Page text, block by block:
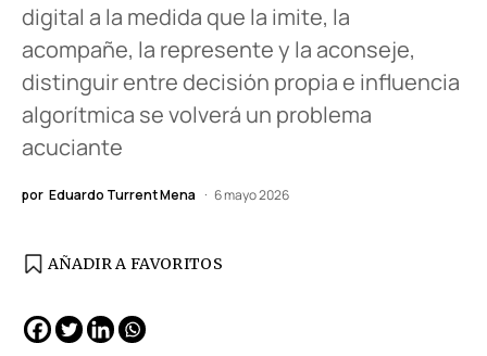
digital a la medida que la imite, la
acompañe, la represente y la aconseje,
distinguir entre decisión propia e influencia
algorítmica se volverá un problema
acuciante
por Eduardo Turrent Mena 6 mayo 2026
AÑADIR A FAVORITOS